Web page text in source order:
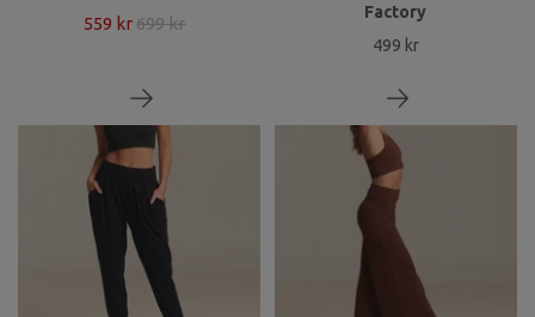
559 kr 699 kr
Factory
499 kr